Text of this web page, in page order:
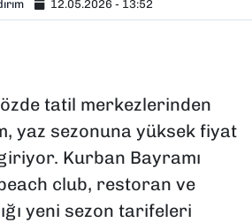
12.05.2026 - 13:52
tatil merkezlerinden
yaz sezonuna yüksek fiyat
Kurban Bayramı
club, restoran ve
yeni sezon tarifeleri